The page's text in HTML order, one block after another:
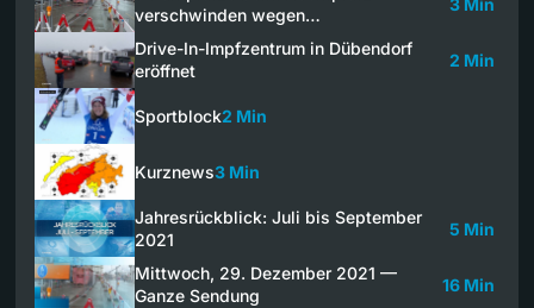
verschwinden wegen…
Drive-In-Impfzentrum in Dübendorf
eröffnet
2 Min
Sportblock2 Min
Kurznews3 Min
Jahresrückblick: Juli bis September
2021
5 Min
Mittwoch, 29. Dezember 2021 —
Ganze Sendung
16 Min